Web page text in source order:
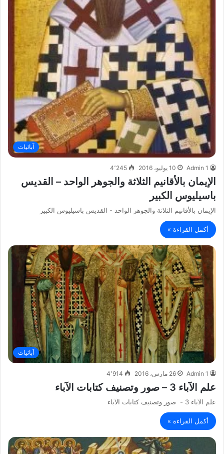
آبائيات
Admin 1 10 يوليو، 2016 4٬245
الإيمان بالأقانيم الثلاثة والجوهر الواحد – القديس
باسيليوس الكبير
الإيمان بالأقانيم الثلاثة والجوهر الواحد - القديس باسيليوس الكبير
أكمل القراءة »
آبائيات
Admin 1 26 مارس، 2016 4٬914
علم الآباء 3 – صور وتصنيف كتابات الآباء
علم الآباء 3 - صور وتصنيف كتابات الآباء
أكمل القراءة »